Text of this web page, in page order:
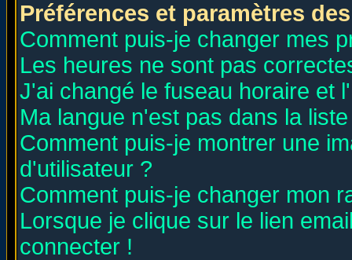
Préférences et paramètres
Comment puis-je changer mes
Les heures ne sont pas
J'ai changé le fuseau horaire et
Ma langue n'est pas dans la
Comment puis-je montrer une
d'utilisateur ?
Comment puis-je changer mon
Lorsque je clique sur le lien
connecter !